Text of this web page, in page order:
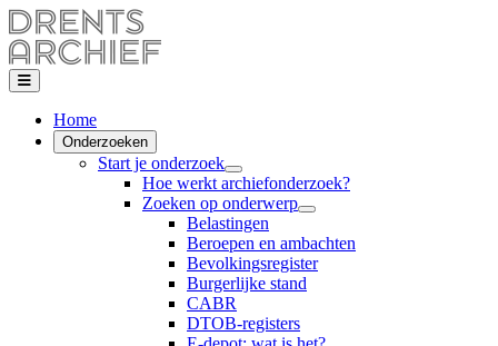
Home
Onderzoeken
Start je onderzoek
Hoe werkt archiefonderzoek?
Zoeken op onderwerp
Belastingen
Beroepen en ambachten
Bevolkingsregister
Burgerlijke stand
CABR
DTOB-registers